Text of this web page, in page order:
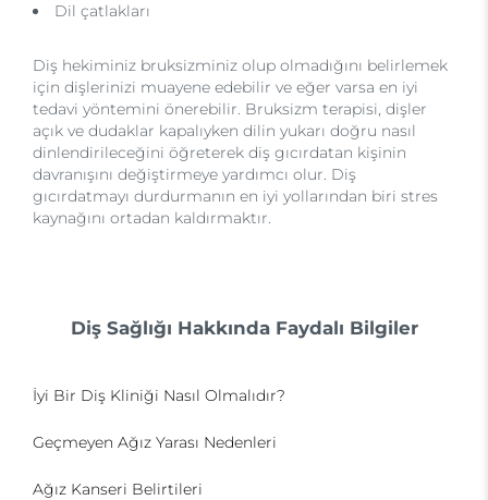
Dil çatlakları
Diş hekiminiz bruksizminiz olup olmadığını belirlemek
için dişlerinizi muayene edebilir ve eğer varsa en iyi
tedavi yöntemini önerebilir. Bruksizm terapisi, dişler
açık ve dudaklar kapalıyken dilin yukarı doğru nasıl
dinlendirileceğini öğreterek diş gıcırdatan kişinin
davranışını değiştirmeye yardımcı olur. Diş
gıcırdatmayı durdurmanın en iyi yollarından biri stres
kaynağını ortadan kaldırmaktır.
Diş Sağlığı Hakkında Faydalı Bilgiler
İyi Bir Diş Kliniği Nasıl Olmalıdır?
Geçmeyen Ağız Yarası Nedenleri
Ağız Kanseri Belirtileri